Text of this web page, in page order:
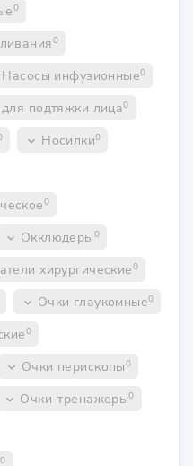
0
0
Насосы инфузионные0
подтяжки лица0
keyboard_arrow_down Носилки0
0
keyboard_arrow_down Окклюдеры0
хирургические0
keyboard_arrow_down Очки глаукомные0
0
keyboard_arrow_down Очки перископы0
keyboard_arrow_down Очки-тренажеры0
0